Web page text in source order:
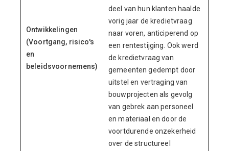
Ontwikkelingen
(Voortgang, risico's
en
beleidsvoornemens)
deel van hun klanten haalde
vorig jaar de kredietvraag
naar voren, anticiperend op
een rentestijging. Ook werd
de kredietvraag van
gemeenten gedempt door
uitstel en vertraging van
bouwprojecten als gevolg
van gebrek aan personeel
en materiaal en door de
voortdurende onzekerheid
over de structureel